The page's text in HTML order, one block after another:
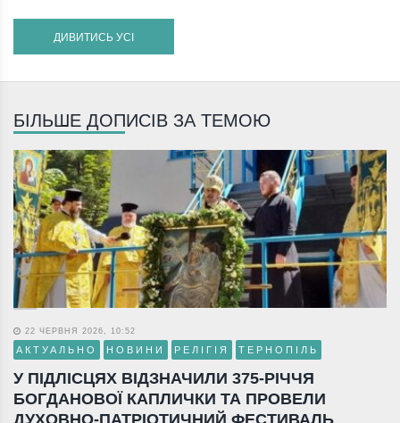
ДИВИТИСЬ УСІ
БІЛЬШЕ ДОПИСІВ ЗА ТЕМОЮ
22 ЧЕРВНЯ 2026, 10:52
АКТУАЛЬНО НОВИНИ РЕЛІГІЯ ТЕРНОПІЛЬ
У ПІДЛІСЦЯХ ВІДЗНАЧИЛИ 375-РІЧЧЯ
БОГДАНОВОЇ КАПЛИЧКИ ТА ПРОВЕЛИ
ДУХОВНО-ПАТРІОТИЧНИЙ ФЕСТИВАЛЬ